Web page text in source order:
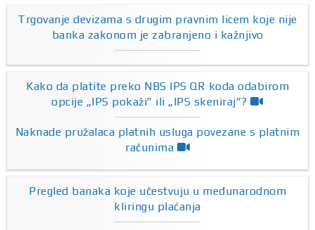
Trgovanje devizama s drugim pravnim licem koje nije
banka zakonom je zabranjeno i kažnjivo
Kako da platite preko NBS IPS QR koda odabirom
opcije „IPS pokaži” ili „IPS skeniraj”?
Naknade pružalaca platnih usluga povezane s platnim
računima
Pregled banaka koje učestvuju u međunarodnom
kliringu plaćanja